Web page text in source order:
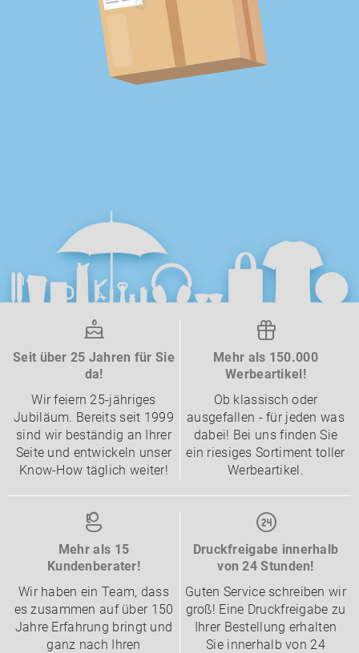
Seit über 25 Jahren für Sie
da!
Wir feiern 25-jähriges
Jubiläum. Bereits seit 1999
sind wir beständig an Ihrer
Seite und entwickeln unser
Know-How täglich weiter!
Mehr als 150.000
Werbeartikel!
Ob klassisch oder
ausgefallen - für jeden was
dabei! Bei uns finden Sie
ein riesiges Sortiment toller
Werbeartikel.
Mehr als 15
Kundenberater!
Wir haben ein Team, dass
es zusammen auf über 150
Jahre Erfahrung bringt und
ganz nach Ihren
Druckfreigabe innerhalb
von 24 Stunden!
Guten Service schreiben wir
groß! Eine Druckfreigabe zu
Ihrer Bestellung erhalten
Sie innerhalb von 24